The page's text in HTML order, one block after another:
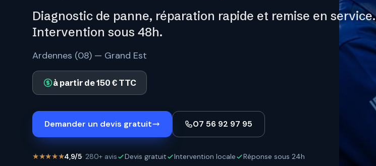
Diagnostic de panne, réparation rapide et remise en service.
Intervention sous 48h.
Ardennes (08) — Grand Est
à partir de 150 € TTC
Demander un devis gratuit 07 56 92 97 95
★★★★★4,9/5· 280+ avis Devis gratuit Intervention locale Réponse sous 24h